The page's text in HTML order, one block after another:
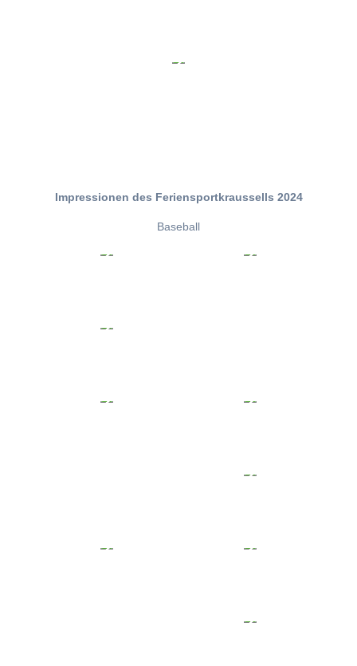
Impressionen des Feriensportkraussells 2024
Baseball